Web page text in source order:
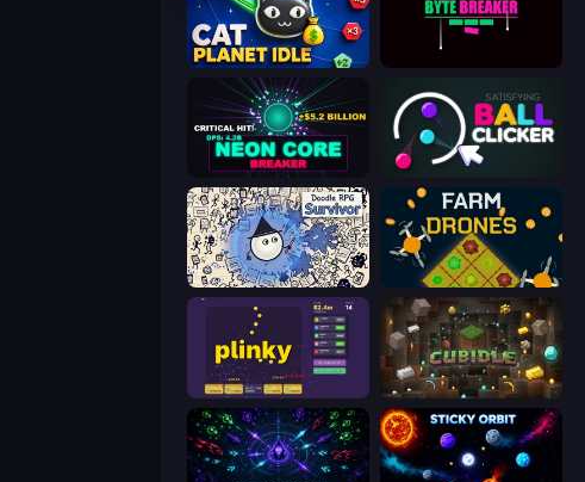
Cat Planet Idle
Neon Core Breaker Satisfying Ball Clicker
Doodle RPG Survivor Farm Drones
Plinky Cubidle